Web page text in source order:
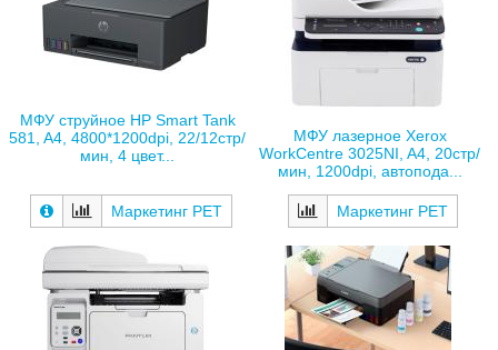
МФУ струйное HP Smart Tank
581, A4, 4800*1200dpi, 22/12стр/
мин, 4 цвет...
Маркетинг РЕТ
МФУ лазерное Xerox
WorkCentre 3025NI, A4, 20стр/
мин, 1200dpi, автопода...
Маркетинг РЕТ